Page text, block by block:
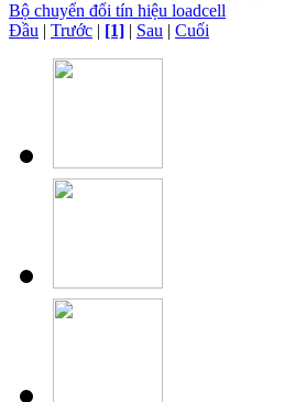
Bộ chuyển đổi tín hiệu loadcell
Đầu | Trước | [1] | Sau | Cuối